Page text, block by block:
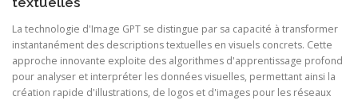
La technologie d'Image GPT se distingue par sa capacité à transformer
instantanément des descriptions textuelles en visuels concrets. Cette
approche innovante exploite des algorithmes d'apprentissage profond
pour analyser et interpréter les données visuelles, permettant ainsi la
création rapide d'illustrations, de logos et d'images pour les réseaux